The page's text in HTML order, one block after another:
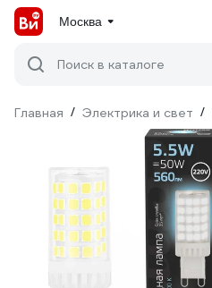
Москва
Поиск в каталоге
Главная / Электрика и свет /